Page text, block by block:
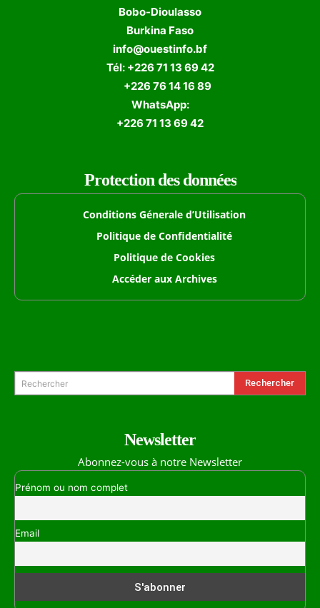
Bobo-Dioulasso
Burkina Faso
info@ouestinfo.bf
Tél: +226 71 13 69 42
+226 76 14 16 89
WhatsApp:
+226 71 13 69 42
Protection des données
Conditions Génerale d’Utilisation
Politique de Confidentialité
Politique de Cookies
Accéder aux Archives
Rechercher Rechercher
Newsletter
Abonnez-vous à notre Newsletter
Prénom ou nom complet
Email